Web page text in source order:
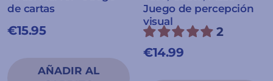
de cartas
€15.95
Juego de percepción
visual
2
€14.99